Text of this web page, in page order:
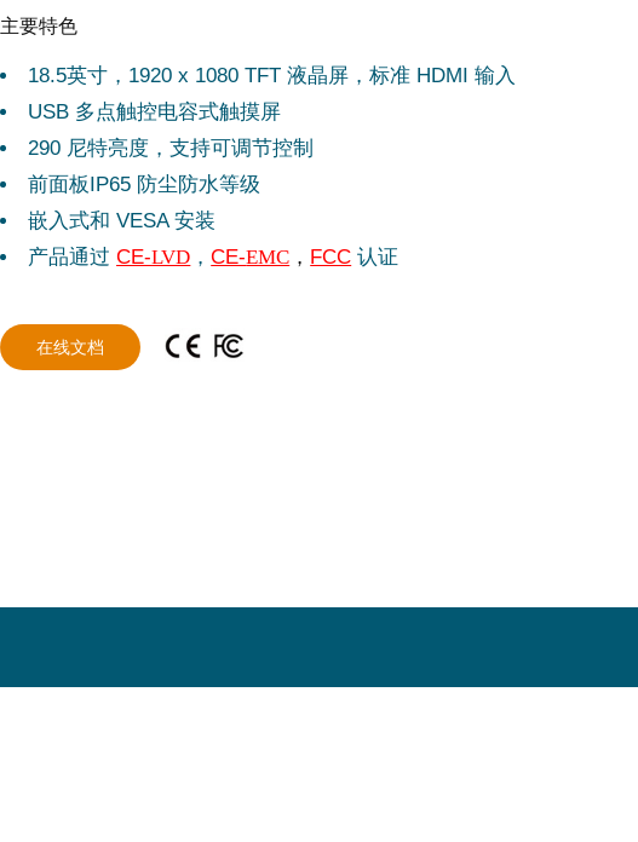
主要特色
18.5英寸，1920 x 1080 TFT 液晶屏，标准 HDMI 输入
USB 多点触控电容式触摸屏
290 尼特亮度，支持可调节控制
前面板IP65 防尘防水等级
嵌入式和 VESA 安装
产品通过CE-LVD ，CE-EMC ， FCC 认证
在线文档